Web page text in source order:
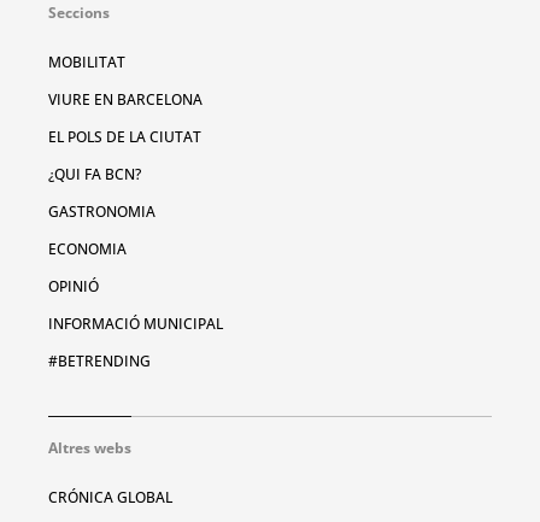
Seccions
MOBILITAT
VIURE EN BARCELONA
EL POLS DE LA CIUTAT
¿QUI FA BCN?
GASTRONOMIA
ECONOMIA
OPINIÓ
INFORMACIÓ MUNICIPAL
#BETRENDING
Altres webs
CRÓNICA GLOBAL